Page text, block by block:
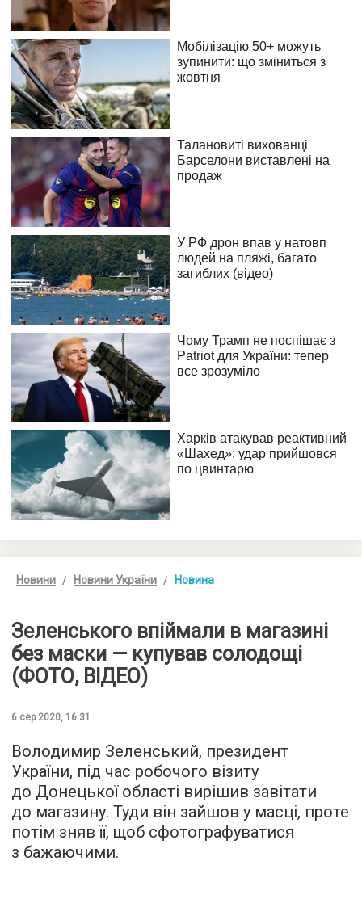
Новини Новини України Новина
Зеленського впіймали в магазині
без маски — купував солодощі
(ФОТО, ВІДЕО)
6 сер 2020, 16:31
Володимир Зеленський, президент
України, під час робочого візиту
до Донецької області вирішив завітати
до магазину. Туди він зайшов у масці, проте
потім зняв її, щоб сфотографуватися
з бажаючими.